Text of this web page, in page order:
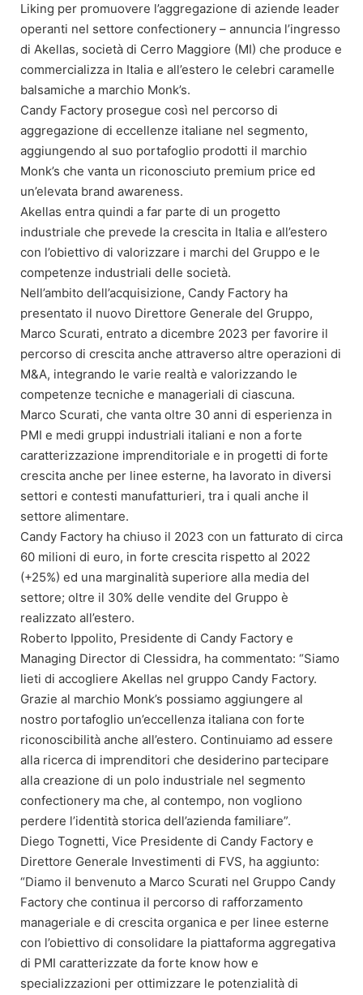
Liking per promuovere l’aggregazione di aziende leader
operanti nel settore confectionery – annuncia l’ingresso
di Akellas, società di Cerro Maggiore (MI) che produce e
commercializza in Italia e all’estero le celebri caramelle
balsamiche a marchio Monk’s.
Candy Factory prosegue così nel percorso di
aggregazione di eccellenze italiane nel segmento,
aggiungendo al suo portafoglio prodotti il marchio
Monk’s che vanta un riconosciuto premium price ed
un’elevata brand awareness.
Akellas entra quindi a far parte di un progetto
industriale che prevede la crescita in Italia e all’estero
con l’obiettivo di valorizzare i marchi del Gruppo e le
competenze industriali delle società.
Nell’ambito dell’acquisizione, Candy Factory ha
presentato il nuovo Direttore Generale del Gruppo,
Marco Scurati, entrato a dicembre 2023 per favorire il
percorso di crescita anche attraverso altre operazioni di
M&A, integrando le varie realtà e valorizzando le
competenze tecniche e manageriali di ciascuna.
Marco Scurati, che vanta oltre 30 anni di esperienza in
PMI e medi gruppi industriali italiani e non a forte
caratterizzazione imprenditoriale e in progetti di forte
crescita anche per linee esterne, ha lavorato in diversi
settori e contesti manufatturieri, tra i quali anche il
settore alimentare.
Candy Factory ha chiuso il 2023 con un fatturato di circa
60 milioni di euro, in forte crescita rispetto al 2022
(+25%) ed una marginalità superiore alla media del
settore; oltre il 30% delle vendite del Gruppo è
realizzato all’estero.
Roberto Ippolito, Presidente di Candy Factory e
Managing Director di Clessidra, ha commentato: “Siamo
lieti di accogliere Akellas nel gruppo Candy Factory.
Grazie al marchio Monk’s possiamo aggiungere al
nostro portafoglio un’eccellenza italiana con forte
riconoscibilità anche all’estero. Continuiamo ad essere
alla ricerca di imprenditori che desiderino partecipare
alla creazione di un polo industriale nel segmento
confectionery ma che, al contempo, non vogliono
perdere l’identità storica dell’azienda familiare”.
Diego Tognetti, Vice Presidente di Candy Factory e
Direttore Generale Investimenti di FVS, ha aggiunto:
“Diamo il benvenuto a Marco Scurati nel Gruppo Candy
Factory che continua il percorso di rafforzamento
manageriale e di crescita organica e per linee esterne
con l’obiettivo di consolidare la piattaforma aggregativa
di PMI caratterizzate da forte know how e
specializzazioni per ottimizzare le potenzialità di